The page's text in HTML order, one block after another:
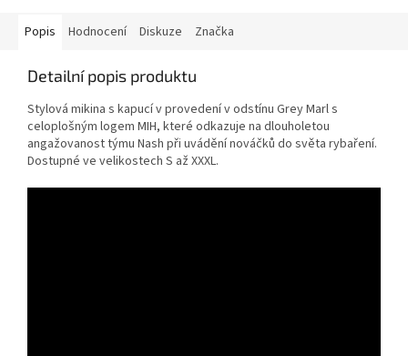
Popis Hodnocení Diskuze Značka
Detailní popis produktu
Stylová mikina s kapucí v provedení v odstínu Grey Marl s
celoplošným logem MIH, které odkazuje na dlouholetou
angažovanost týmu Nash při uvádění nováčků do světa rybaření.
Dostupné ve velikostech S až XXXL.